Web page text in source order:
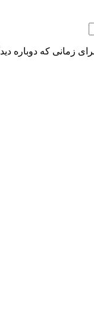
زمانی که دوباره